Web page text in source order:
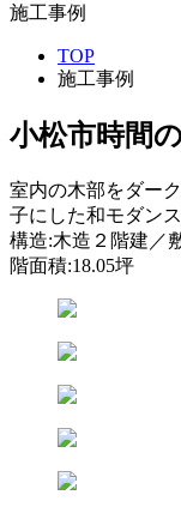
施工事例
TOP
施工事例
小松市時間
室内の木部をダー
子にした和モダンス
構造:木造２階建／
階面積:18.05坪